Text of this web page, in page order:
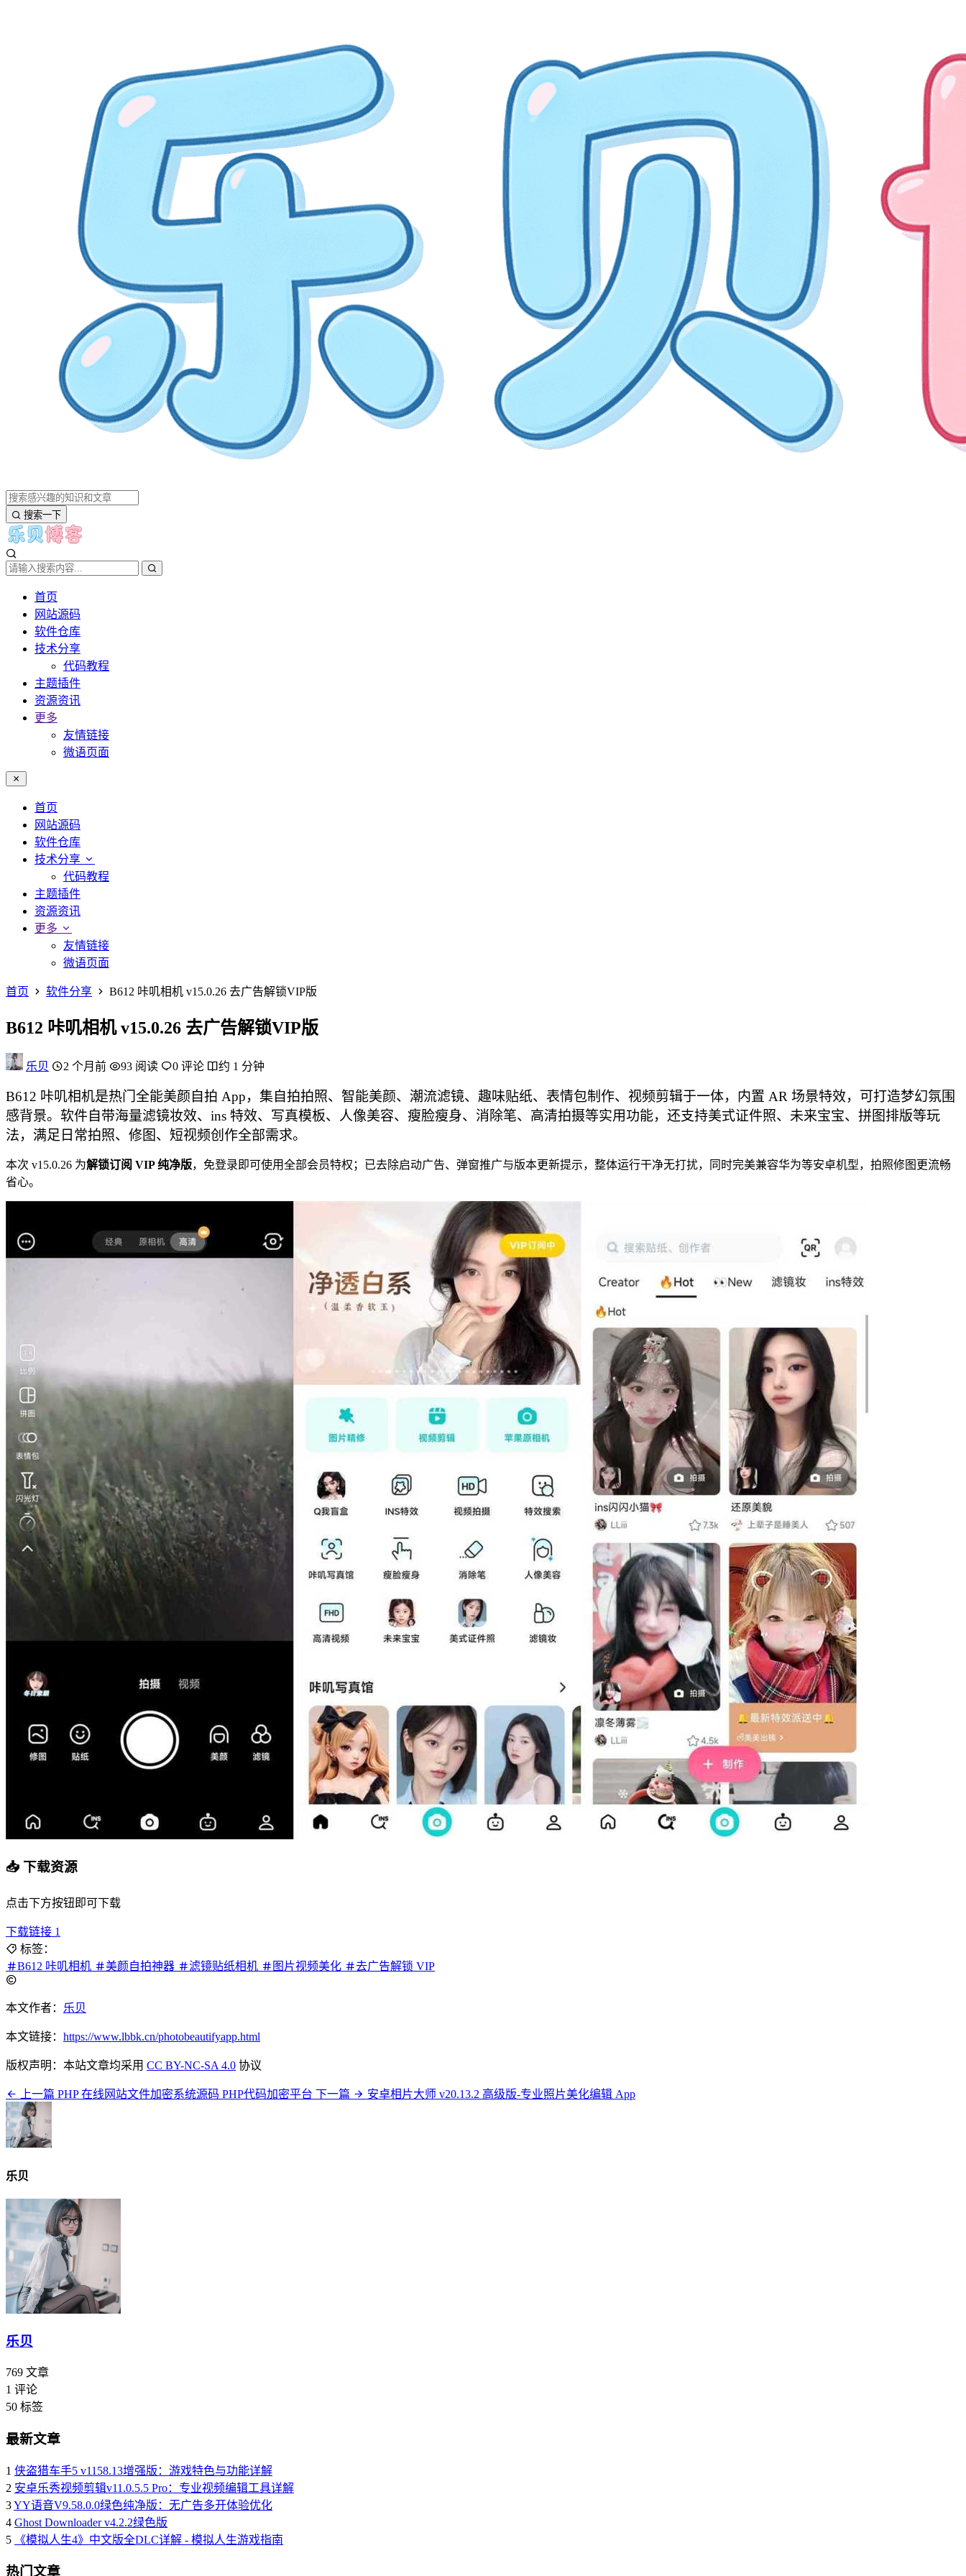
搜索一下
首页
网站源码
软件仓库
技术分享
代码教程
主题插件
资源资讯
更多
友情链接
微语页面
首页
网站源码
软件仓库
技术分享
代码教程
主题插件
资源资讯
更多
友情链接
微语页面
首页 软件分享 B612 咔叽相机 v15.0.26 去广告解锁VIP版
B612 咔叽相机 v15.0.26 去广告解锁VIP版
乐贝 2 个月前 93 阅读 0 评论 约 1 分钟
B612 咔叽相机是热门全能美颜自拍 App，集自拍拍照、智能美颜、潮流滤镜、趣味贴纸、表情包制作、视频剪辑于一体，内置 AR 场景特效，可打造梦幻氛围
感背景。软件自带海量滤镜妆效、ins 特效、写真模板、人像美容、瘦脸瘦身、消除笔、高清拍摄等实用功能，还支持美式证件照、未来宝宝、拼图排版等玩
法，满足日常拍照、修图、短视频创作全部需求。
本次 v15.0.26 为解锁订阅 VIP 纯净版，免登录即可使用全部会员特权；已去除启动广告、弹窗推广与版本更新提示，整体运行干净无打扰，同时完美兼容华为等安卓机型，拍照修图更流畅
省心。
📥 下载资源
点击下方按钮即可下载
下载链接 1
标签：
B612 咔叽相机
美颜自拍神器 滤镜贴纸相机 图片视频美化 去广告解锁 VIP
本文作者： 乐贝
本文链接： https://www.lbbk.cn/photobeautifyapp.html
版权声明：本站文章均采用 CC BY-NC-SA 4.0 协议
上一篇 PHP 在线网站文件加密系统源码 PHP代码加密平台 下一篇 安卓相片大师 v20.13.2 高级版-专业照片美化编辑 App
乐贝
乐贝
769 文章
1 评论
50 标签
最新文章
1 侠盗猎车手5 v1158.13增强版：游戏特色与功能详解
2 安卓乐秀视频剪辑v11.0.5.5 Pro：专业视频编辑工具详解
3YY语音V9.58.0.0绿色纯净版：无广告多开体验优化
4 Ghost Downloader v4.2.2绿色版
5
《模拟人生4》中文版全DLC详解 - 模拟人生游戏指南
热门文章